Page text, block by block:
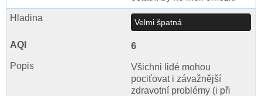
Velmi špatná
6
Všichni lidé mohou
pociťovat i závažnější
zdravotní problémy (i při